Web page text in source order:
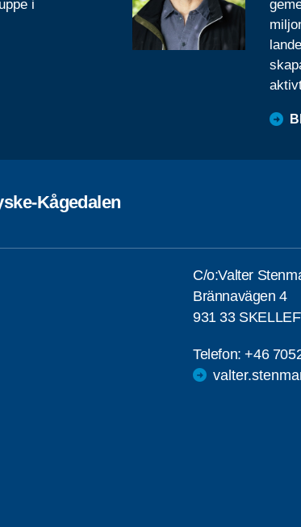
i
Kågedalen
C/o:Valter
Brännavägen 4
931 33
Telefon:+46